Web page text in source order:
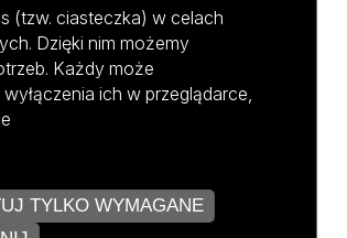
(tzw. ciasteczka) w celach
Dzięki nim możemy
Każdy może
ich w przeglądarce,
TYLKO WYMAGANE